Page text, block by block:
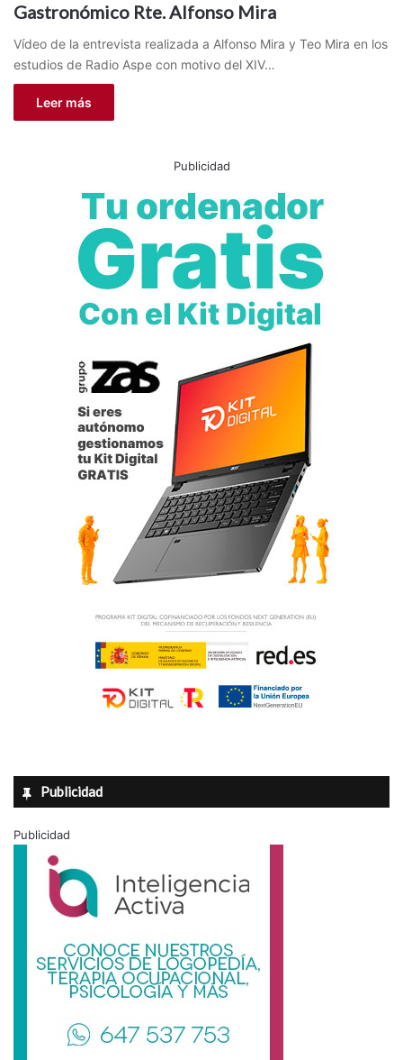
Gastronómico Rte. Alfonso Mira
Vídeo de la entrevista realizada a Alfonso Mira y Teo Mira en los
estudios de Radio Aspe con motivo del XIV…
Leer más
Publicidad
Publicidad
Publicidad